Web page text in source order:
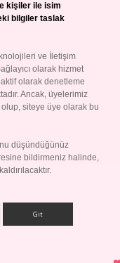
kişiler ile isim
bilgiler taslak
ve İletişim
olarak hizmet
olarak denetleme
Ancak, üyelerimiz
siteye üye olarak bu
düşündüğünüz
bildirmeniz halinde,